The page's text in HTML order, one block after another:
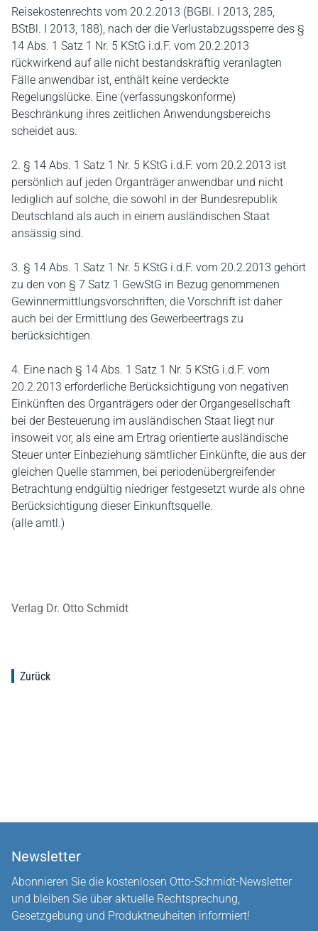
Reisekostenrechts vom 20.2.2013 (BGBl. I 2013, 285,
BStBl. I 2013, 188), nach der die Verlustabzugssperre des §
14 Abs. 1 Satz 1 Nr. 5 KStG i.d.F. vom 20.2.2013
rückwirkend auf alle nicht bestandskräftig veranlagten
Fälle anwendbar ist, enthält keine verdeckte
Regelungslücke. Eine (verfassungskonforme)
Beschränkung ihres zeitlichen Anwendungsbereichs
scheidet aus.
2. § 14 Abs. 1 Satz 1 Nr. 5 KStG i.d.F. vom 20.2.2013 ist
persönlich auf jeden Organträger anwendbar und nicht
lediglich auf solche, die sowohl in der Bundesrepublik
Deutschland als auch in einem ausländischen Staat
ansässig sind.
3. § 14 Abs. 1 Satz 1 Nr. 5 KStG i.d.F. vom 20.2.2013 gehört
zu den von § 7 Satz 1 GewStG in Bezug genommenen
Gewinnermittlungsvorschriften; die Vorschrift ist daher
auch bei der Ermittlung des Gewerbeertrags zu
berücksichtigen.
4. Eine nach § 14 Abs. 1 Satz 1 Nr. 5 KStG i.d.F. vom
20.2.2013 erforderliche Berücksichtigung von negativen
Einkünften des Organträgers oder der Organgesellschaft
bei der Besteuerung im ausländischen Staat liegt nur
insoweit vor, als eine am Ertrag orientierte ausländische
Steuer unter Einbeziehung sämtlicher Einkünfte, die aus der
gleichen Quelle stammen, bei periodenübergreifender
Betrachtung endgültig niedriger festgesetzt wurde als ohne
Berücksichtigung dieser Einkunftsquelle.
(alle amtl.)
Verlag Dr. Otto Schmidt
Zurück
Newsletter
Abonnieren Sie die kostenlosen Otto-Schmidt-Newsletter
und bleiben Sie über aktuelle Rechtsprechung,
Gesetzgebung und Produktneuheiten informiert!